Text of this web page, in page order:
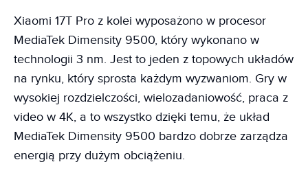
Xiaomi 17T Pro z kolei wyposażono w procesor
MediaTek Dimensity 9500, który wykonano w
technologii 3 nm. Jest to jeden z topowych układów
na rynku, który sprosta każdym wyzwaniom. Gry w
wysokiej rozdzielczości, wielozadaniowość, praca z
video w 4K, a to wszystko dzięki temu, że układ
MediaTek Dimensity 9500 bardzo dobrze zarządza
energią przy dużym obciążeniu.